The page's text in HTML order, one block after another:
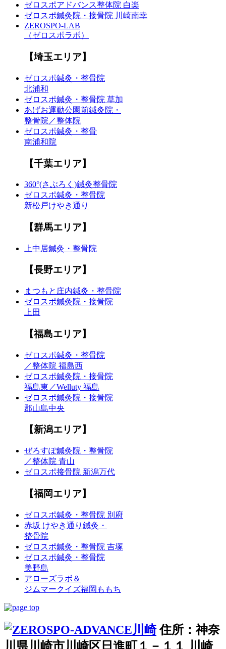
ゼロスポアドバンス整体院 白楽
ゼロスポ鍼灸院・接骨院 川崎南幸
ZEROSPO-LAB
（ゼロスポラボ）
【埼玉エリア】
ゼロスポ鍼灸・整骨院
北浦和
ゼロスポ鍼灸・整骨院 草加
あげお運動公園前鍼灸院・
整骨院／整体院
ゼロスポ鍼灸・整骨
南浦和院
【千葉エリア】
360°(さぶろく)鍼灸整骨院
ゼロスポ鍼灸・整骨院
新松戸けやき通り
【群馬エリア】
上中居鍼灸・整骨院
【長野エリア】
まつもと庄内鍼灸・整骨院
ゼロスポ鍼灸院・接骨院
上田
【福島エリア】
ゼロスポ鍼灸・整骨院
／整体院 福島西
ゼロスポ鍼灸院・接骨院
福島東／Welluty 福島
ゼロスポ鍼灸院・接骨院
郡山島中央
【新潟エリア】
ぜろすぽ鍼灸院・整骨院
／整体院 青山
ゼロスポ接骨院 新潟万代
【福岡エリア】
ゼロスポ鍼灸・整骨院 別府
赤坂 けやき通り鍼灸・
整骨院
ゼロスポ鍼灸・整骨院 吉塚
ゼロスポ鍼灸・整骨院
美野島
アローズラボ＆
ジムマークイズ福岡ももち
住所：神奈
川県川崎市川崎区日進町１－１１ 川崎